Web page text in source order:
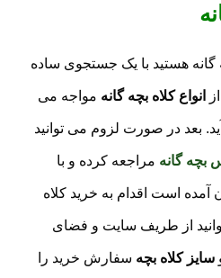
گانه هستید با یک جستجوی ساده
انواع کلاه بچه گانه مواجه می
بعد در صورت لزوم می توانید
بچه گانه مراجعه کرده و با
آمده است اقدام به خرید کلاه
از طریف سایت و فضای
سایز کلاه بچه سفارش خرید را